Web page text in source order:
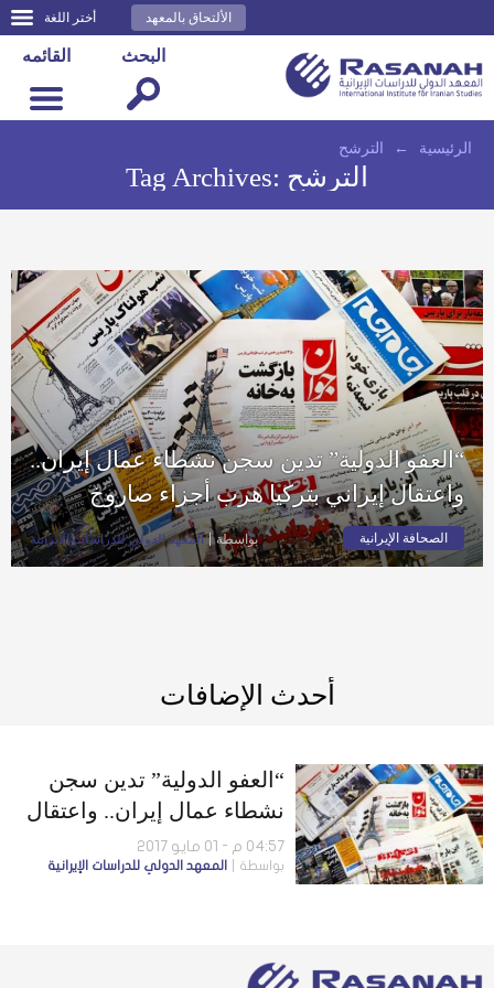
أختر اللغة الألتحاق بالمعهد
القائمه البحث
الرئيسية ← الترشح
Tag Archives: الترشح
“العفو الدولية” تدين سجن نشطاء عمال إيران..
واعتقال إيراني بتركيا هرب أجزاء صاروخ
الصحافة الإيرانية بواسطة المعهد الدولي للدراسات الإيرانية
أحدث الإضافات
“العفو الدولية” تدين سجن
نشطاء عمال إيران.. واعتقال
إيراني بتركيا هرب أجزاء
صاروخ
04:57 م - 01 مايو 2017
بواسطة المعهد الدولي للدراسات الإيرانية